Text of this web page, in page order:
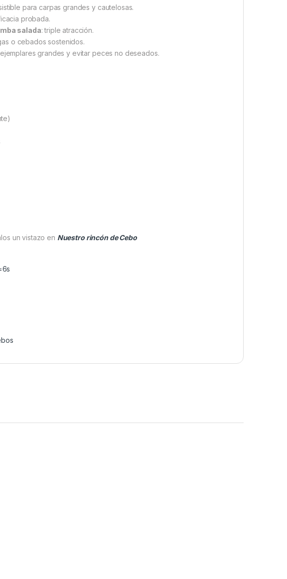
para carpas grandes y cautelosas.
probada.
salada: triple atracción.
o cebados sostenidos.
grandes y evitar peces no deseados.
un vistazo en Nuestro rincón de Cebo